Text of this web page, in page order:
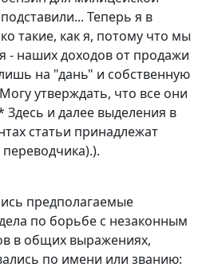
Теперь я в
такие, как я, потому что мы
- наших доходов от продажи
на "дань" и собственную
утверждать, что все они
и далее выделения в
статьи принадлежат
предполагаемые
по борьбе с незаконным
в общих выражениях,
по имени или званию: